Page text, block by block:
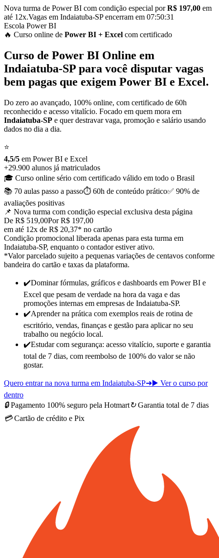
Nova turma de Power BI com condição especial porR$ 197,00 em
até 12x.Vagas em Indaiatuba-SPencerram em 07:50:30
Escola Power BI
🔥 Curso online de Power BI + Excel com certificado
Curso de Power BI Online em
Indaiatuba-SP para você disputar vagas
bem pagas que exigem Power BI e Excel.
Do zero ao avançado, 100% online, com certificado de 60h
reconhecido e acesso vitalício. Focado em quem mora em
Indaiatuba-SP e quer destravar vaga, promoção e salário usando
dados no dia a dia.
⭐
4,5/5 em Power BI e Excel
+29.900 alunos já matriculados
🎓 Curso online sério com certificado válido em todo o Brasil
📚 70 aulas passo a passo⏱️ 60h de conteúdo prático✅ 90% de
avaliações positivas
📌 Nova turma com condição especial exclusiva desta página
De R$ 519,00Por R$ 197,00
em até 12x de R$ 20,37* no cartão
Condição promocional liberada apenas para esta turma em
Indaiatuba-SP, enquanto o contador estiver ativo.
*Valor parcelado sujeito a pequenas variações de centavos conforme
bandeira do cartão e taxas da plataforma.
✔️Dominar fórmulas, gráficos e dashboards em Power BI e
Excel que pesam de verdade na hora da vaga e das
promoções internas em empresas de Indaiatuba-SP.
✔️Aprender na prática com exemplos reais de rotina de
escritório, vendas, finanças e gestão para aplicar no seu
trabalho ou negócio local.
✔️Estudar com segurança: acesso vitalício, suporte e garantia
total de 7 dias, com reembolso de 100% do valor se não
gostar.
Quero entrar na nova turma em Indaiatuba-SP➜▶️ Ver o curso por
dentro
🔒Pagamento 100% seguro pela Hotmart↻Garantia total de 7 dias
💳Cartão de crédito e Pix